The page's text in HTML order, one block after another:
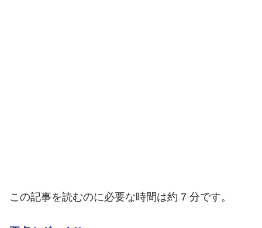
この記事を読むのに必要な時間は約 7 分です。